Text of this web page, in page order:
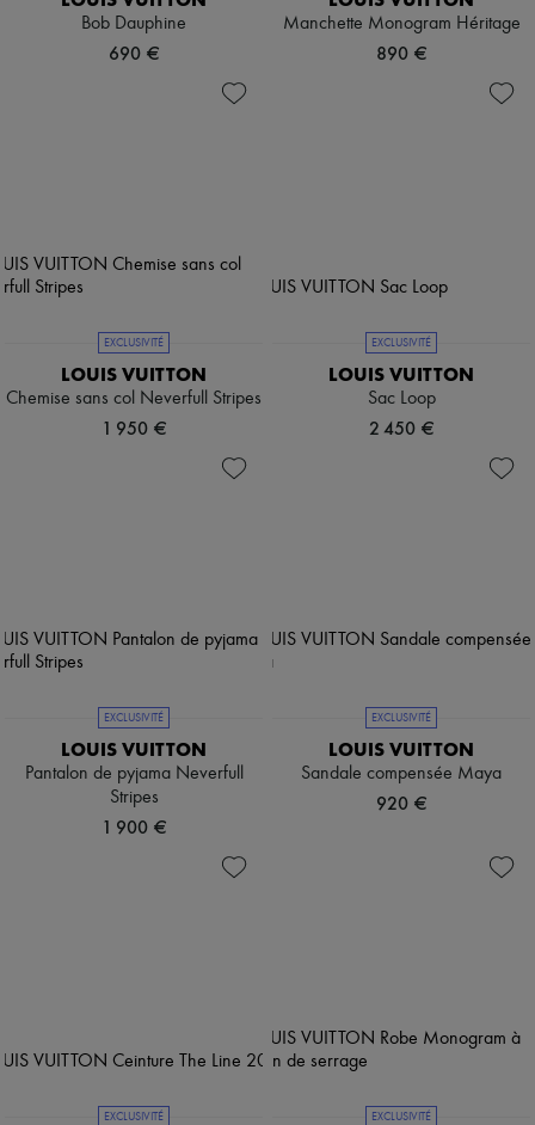
Bob Dauphine
690 €
Manchette Monogram Héritage
890 €
EXCLUSIVITÉ
LOUIS VUITTON
Chemise sans col Neverfull Stripes
1 950 €
EXCLUSIVITÉ
LOUIS VUITTON
Sac Loop
2 450 €
EXCLUSIVITÉ
LOUIS VUITTON
Pantalon de pyjama Neverfull
Stripes
1 900 €
EXCLUSIVITÉ
LOUIS VUITTON
Sandale compensée Maya
920 €
EXCLUSIVITÉ EXCLUSIVITÉ